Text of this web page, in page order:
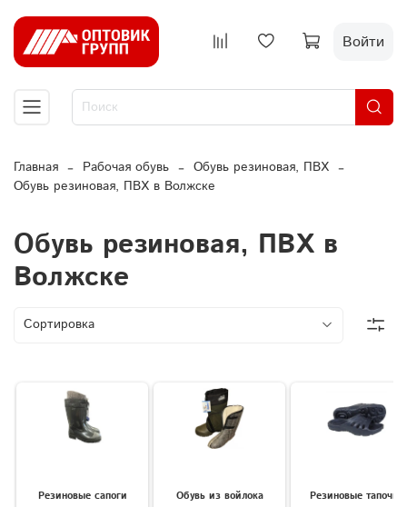
Войти
Главная Рабочая обувь
Обувь резиновая, ПВХ
Обувь резиновая, ПВХ в Волжске
Обувь резиновая, ПВХ в
Волжске
Резиновые сапоги Обувь из войлока Резиновые тапочки